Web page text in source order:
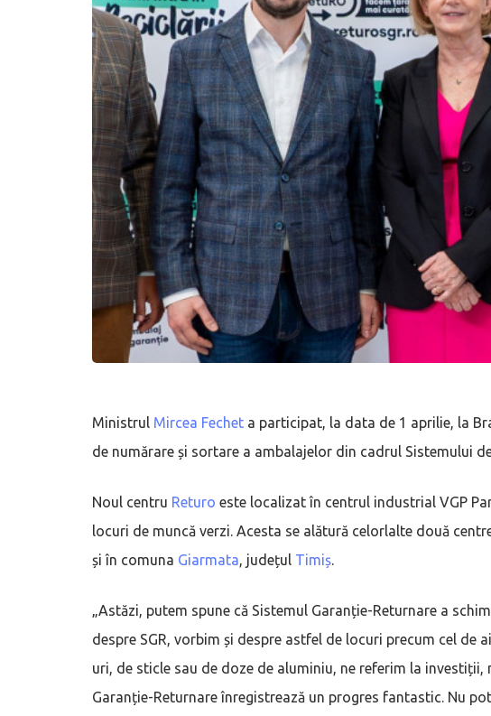
Ministrul Mircea Fechet a participat, la data de 1 aprilie, la
de numărare și sortare a ambalajelor din cadrul Sistemului
Noul centru Returo este localizat în centrul industrial VGP
locuri de muncă verzi. Acesta se alătură celorlalte două
și în comuna Giarmata, județul Timiș.
„Astăzi, putem spune că Sistemul Garanție-Returnare a
despre SGR, vorbim și despre astfel de locuri precum cel de
uri, de sticle sau de doze de aluminiu, ne referim la investiții,
Garanție-Returnare înregistrează un progres fantastic. Nu